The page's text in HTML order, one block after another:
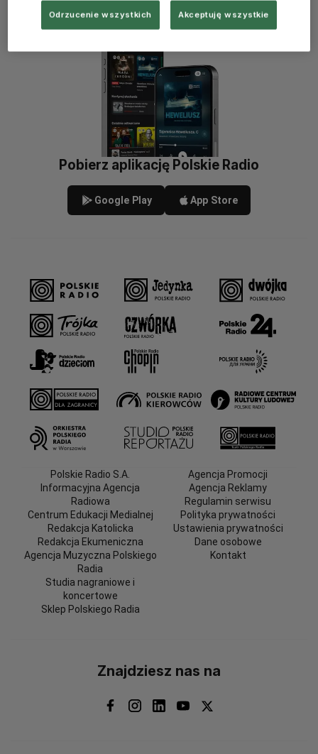
Pobierz aplikację Polskie Radio
Google Play App Store
Polskie Radio S.A.
Informacyjna Agencja
Radiowa
Centrum Edukacji Medialnej
Redakcja Katolicka
Redakcja Ekumeniczna
Agencja Muzyczna Polskiego
Radia
Studia nagraniowe i
koncertowe
Sklep Polskiego Radia
Agencja Promocji
Agencja Reklamy
Regulamin serwisu
Polityka prywatności
Ustawienia prywatności
Dane osobowe
Kontakt
Znajdziesz nas na
Odrzucenie wszystkich Akceptuję wszystkie